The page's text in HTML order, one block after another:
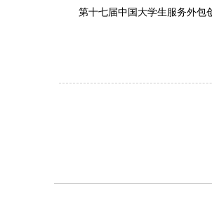
第十七届中国大学生服务外包